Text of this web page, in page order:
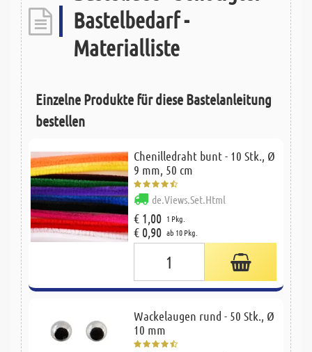
Bastelbedarf -
Materialliste
Einzelne Produkte für diese Bastelanleitung
bestellen
Chenilledraht bunt - 10 Stk., Ø
9 mm, 50 cm
de.Views.Set.Html
€ 1,00 1 Pkg.
€ 0,90 ab 10 Pkg.
Wackelaugen rund - 50 Stk., Ø
10 mm